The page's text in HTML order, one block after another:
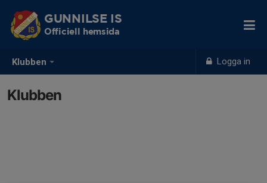
Klubben Logga in
GUNNILSE IS
Officiell hemsida
Klubben